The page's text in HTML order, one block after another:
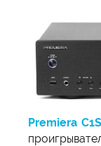
Premiera